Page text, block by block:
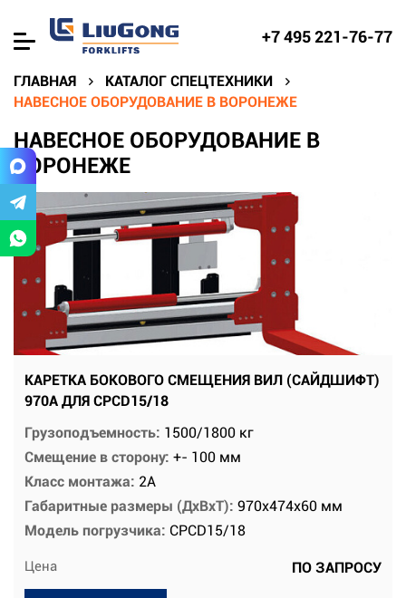
+7 495 221-76-77
ГЛАВНАЯ
КАТАЛОГ СПЕЦТЕХНИКИ
НАВЕСНОЕ ОБОРУДОВАНИЕ В ВОРОНЕЖЕ
НАВЕСНОЕ ОБОРУДОВАНИЕ В
ВОРОНЕЖЕ
КАРЕТКА БОКОВОГО СМЕЩЕНИЯ ВИЛ (САЙДШИФТ)
970A ДЛЯ CPCD15/18
Грузоподъемность: 1500/1800 кг
Смещение в сторону: +- 100 мм
Класс монтажа: 2А
Габаритные размеры (ДхВхТ): 970х474х60 мм
Модель погрузчика: CPCD15/18
Цена ПО ЗАПРОСУ